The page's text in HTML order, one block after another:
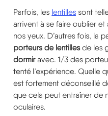
Parfois, les lentilles sont
arrivent à se faire oublier et
nos yeux. D’autres fois, la
porteurs de lentillesde les
dormiravec. 1/3 des
tenté l’expérience. Quelle
est fortement déconseillé
que cela peut entraîner de
oculaires.